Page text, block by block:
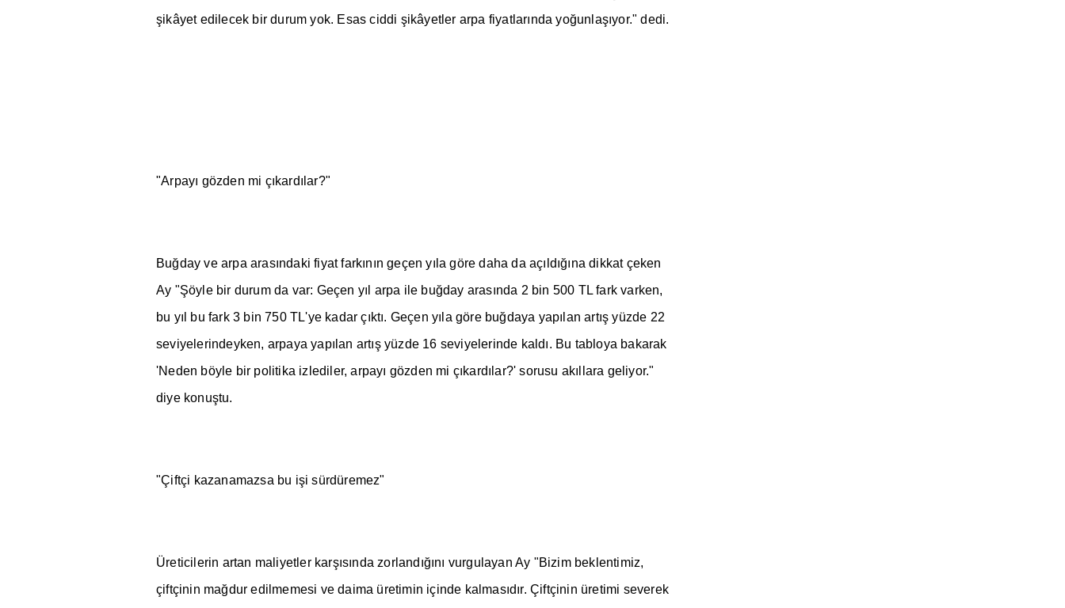
şikâyet edilecek bir durum yok. Esas ciddi şikâyetler arpa fiyatlarında yoğunlaşıyor." dedi.
"Arpayı gözden mi çıkardı lar?"
Buğday ve arpa arasındaki fiyat farkının geçen yı la göre daha da açı ldığına dikkat çeken
Ay "Şöyle bir durum da var: Geçen yı l arpa ile buğday arasında 2 bin 500 TL fark varken,
bu yı l bu fark 3 bin 750 TL'ye kadar çıktı. Geçen yı la göre buğdaya yapı lan artış yüzde 22
seviyelerindeyken, arpaya yapı lan artışyüzde 16 seviyelerinde kaldı. Bu tabloya bakarak
'Neden böyle bir politika izlediler, arpayı gözden mi çıkardı lar?' sorusu akı llara geliyor."
diye konuştu.
"Çiftçi kazanamazsa bu işi sürdüremez"
Üreticilerin artan maliyetler karşısında zorland ığını vurgulayan Ay "Bizim beklentimiz,
çiftçinin mağdur edilmemesi ve daima üretimin içinde kalmasıdır. Çiftçinin üretimi severek